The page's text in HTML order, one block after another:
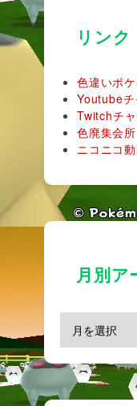
リンク
色違いポ
Youtube
Twitchチ
色廃集会
ニコニコ
月別ア